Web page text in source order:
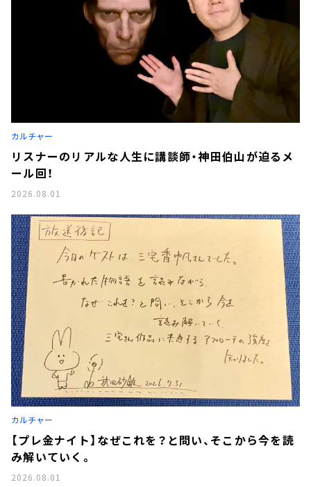
カルチャー
リスナーのリアルな人生に講談師・神田伯山が迫るメ
ール回！
2026.08.01
カルチャー
【プレ金ナイト】なぜこれを？と問い、そこから今を読
み解いていく。
2026.08.01